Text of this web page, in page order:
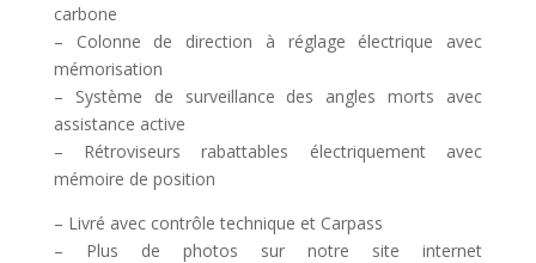
carbone
– Colonne de direction à réglage électrique avec
mémorisation
– Système de surveillance des angles morts avec
assistance active
– Rétroviseurs rabattables électriquement avec
mémoire de position
– Livré avec contrôle technique et Carpass
– Plus de photos sur notre site internet